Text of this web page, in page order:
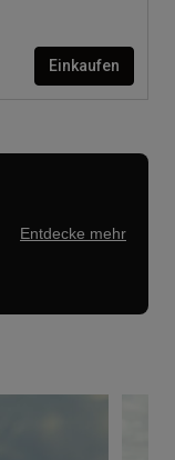
Einkaufen
Entdecke mehr